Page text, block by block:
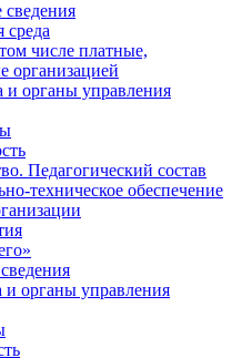
числе платные,
организацией
органы управления
Педагогический состав
техническое обеспечение
органы управления